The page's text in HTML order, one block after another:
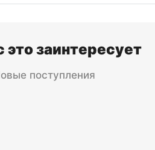
заинтересует
поступления